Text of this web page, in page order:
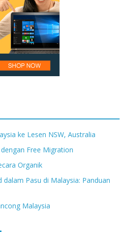
ke Lesen NSW, Australia
Free Migration
Organik
Pasu di Malaysia: Panduan
Malaysia